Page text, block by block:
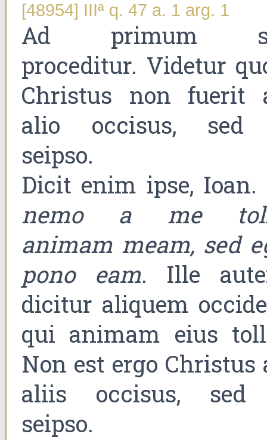
[48954] IIIª q. 47 a. 1 arg. 1
Ad primum
proceditur. Videtur
Christus non fuerit
alio occisus, sed
seipso.
Dicit enim ipse, Ioan.
nemo a me
animam meam, sed
pono eam. Ille
dicitur aliquem
qui animam eius
Non est ergo Christus
aliis occisus,
seipso.